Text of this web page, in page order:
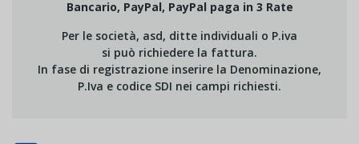
Bancario, PayPal, PayPal paga in 3 Rate
Per le società, asd, ditte individuali o P.iva
si può richiedere la fattura.
In fase di registrazione inserire la Denominazione,
P.Iva e codice SDI nei campi richiesti.